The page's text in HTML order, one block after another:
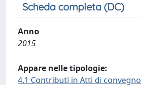
Scheda completa (DC)
Anno
2015
Appare nelle tipologie:
4.1 Contributi in Atti di convegno